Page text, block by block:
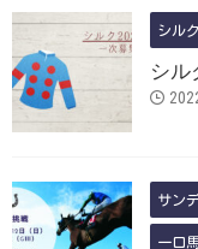
シル
シル
サン
一口